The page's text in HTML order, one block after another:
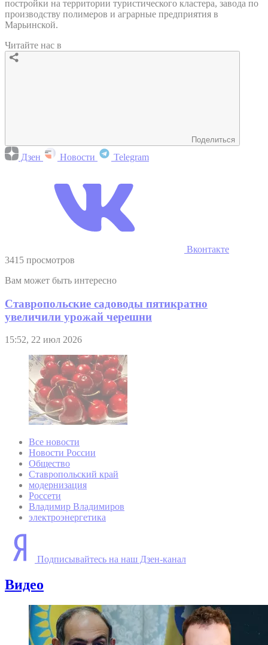
постройки на территории туристического кластера, завода по
производству полимеров и аграрные предприятия в
Марьинской.
Читайте нас в
Поделиться
Дзен Новости Telegram
Вконтакте
3415 просмотров
Вам может быть интересно
Ставропольские садоводы пятикратно
увеличили урожай черешни
15:52, 22 июл 2026
Все новости
Новости России
Общество
Ставропольский край
модернизация
Россети
Владимир Владимиров
электроэнергетика
Подписывайтесь на наш Дзен-канал
Видео